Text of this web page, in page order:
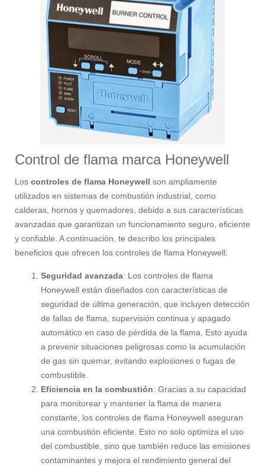
Control de flama marca Honeywell
Los controles de flama Honeywell son ampliamente
utilizados en sistemas de combustión industrial, como
calderas, hornos y quemadores, debido a sus características
avanzadas que garantizan un funcionamiento seguro, eficiente
y confiable. A continuación, te describo los principales
beneficios que ofrecen los controles de flama Honeywell:
Seguridad avanzada: Los controles de flama
Honeywell están diseñados con características de
seguridad de última generación, que incluyen detección
de fallas de flama, supervisión continua y apagado
automático en caso de pérdida de la flama. Esto ayuda
a prevenir situaciones peligrosas como la acumulación
de gas sin quemar, evitando explosiones o fugas de
combustible.
Eficiencia en la combustión: Gracias a su capacidad
para monitorear y mantener la flama de manera
constante, los controles de flama Honeywell aseguran
una combustión eficiente. Esto no solo optimiza el uso
del combustible, sino que también reduce las emisiones
contaminantes y mejora el rendimiento general del